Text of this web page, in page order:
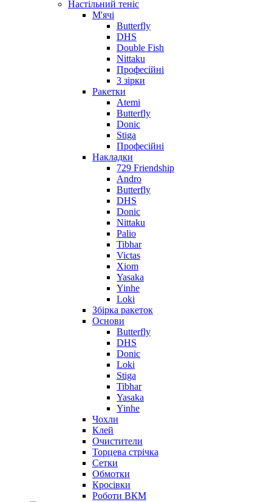
Настільний теніс
М'ячі
Butterfly
DHS
Double Fish
Nittaku
Професійні
3 зірки
Ракетки
Atemi
Butterfly
Donic
Stiga
Професійні
Накладки
729 Friendship
Andro
Butterfly
DHS
Donic
Nittaku
Palio
Tibhar
Victas
Xiom
Yasaka
Yinhe
Loki
Збірка ракеток
Основи
Butterfly
DHS
Donic
Loki
Stiga
Tibhar
Yasaka
Yinhe
Чохли
Клей
Очистители
Торцева стрічка
Сетки
Обмотки
Кросівки
Роботи ВКМ